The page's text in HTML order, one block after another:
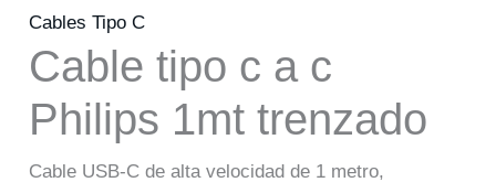
Cables Tipo C
Cable tipo c a c
Philips 1mt trenzado
Cable USB-C de alta velocidad de 1 metro,